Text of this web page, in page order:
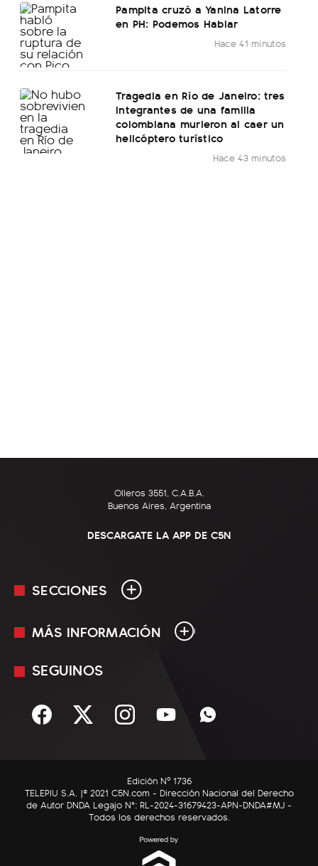
Pampita cruzó a Yanina Latorre
en PH: Podemos Hablar
Hace 41 minutos
Tragedia en Río de Janeiro: tres
integrantes de una familia
colombiana murieron al caer un
helicóptero turístico
Hace 43 minutos
Olleros 3551, C.A.B.A.
Buenos Aires, Argentina
DESCARGATE LA APP DE C5N
SECCIONES
En Vivo
Sociedad
C5N Autos
RatingCero
MÁS INFORMACIÓN
Mediakit
Términos y condiciones
SEGUINOS
Edición Nº 1736
TELEPIU S.A. |© 2021 C5N.com - Dirección Nacional del Derecho
de Autor DNDA Legajo N°: RL-2024-31679423-APN-DNDA#MJ -
Todos los derechos reservados.